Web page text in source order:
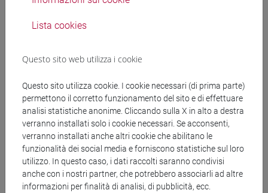
A scelta dello
studente
12
Tipo di attività formativa:
Lista cookies
Questo sito web utilizza i cookie
Questo sito utilizza cookie. I cookie necessari (di prima parte)
permettono il corretto funzionamento del sito e di effettuare
analisi statistiche anonime. Cliccando sulla X in alto a destra
verranno installati solo i cookie necessari. Se acconsenti,
verranno installati anche altri cookie che abilitano le
funzionalità dei social media e forniscono statistiche sul loro
utilizzo. In questo caso, i dati raccolti saranno condivisi
anche con i nostri partner, che potrebbero associarli ad altre
informazioni per finalità di analisi, di pubblicità, ecc.